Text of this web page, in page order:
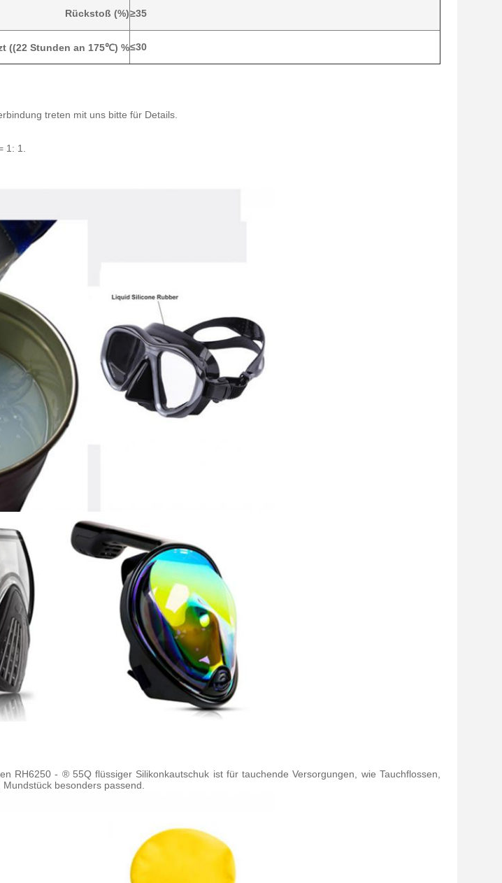
Rückstoß (%)≥35
((22 Stunden an 175℃) %≤30
treten mit uns bitte für Details.
1: 1.
RH6250 - ® 55Q flüssiger Silikonkautschuk ist für tauchende Versorgungen, wie Tauchflossen,
besonders passend.